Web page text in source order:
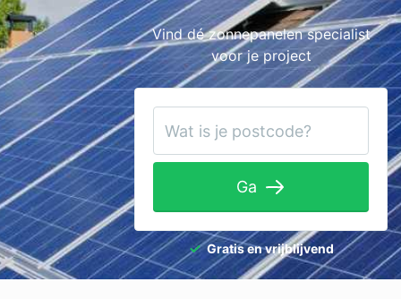
Kozijnen
Laadpalen
Schilderwerk
Tuinaanleg
Ventilatie
Warmtepomp
Wellness
Zonnepanelen
Vind dé zonnepanelen specialist
voor je project
Ga
Gratis en vrijblijvend